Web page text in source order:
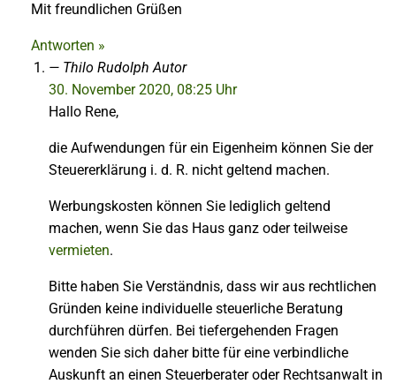
Mit freundlichen Grüßen
Antworten »
Thilo RudolphAutor
30. November 2020, 08:25 Uhr
Hallo Rene,
die Aufwendungen für ein Eigenheim können Sie der
Steuererklärung i. d. R. nicht geltend machen.
Werbungskosten können Sie lediglich geltend
machen, wenn Sie das Haus ganz oder teilweise
vermieten.
Bitte haben Sie Verständnis, dass wir aus rechtlichen
Gründen keine individuelle steuerliche Beratung
durchführen dürfen. Bei tiefergehenden Fragen
wenden Sie sich daher bitte für eine verbindliche
Auskunft an einen Steuerberater oder Rechtsanwalt in